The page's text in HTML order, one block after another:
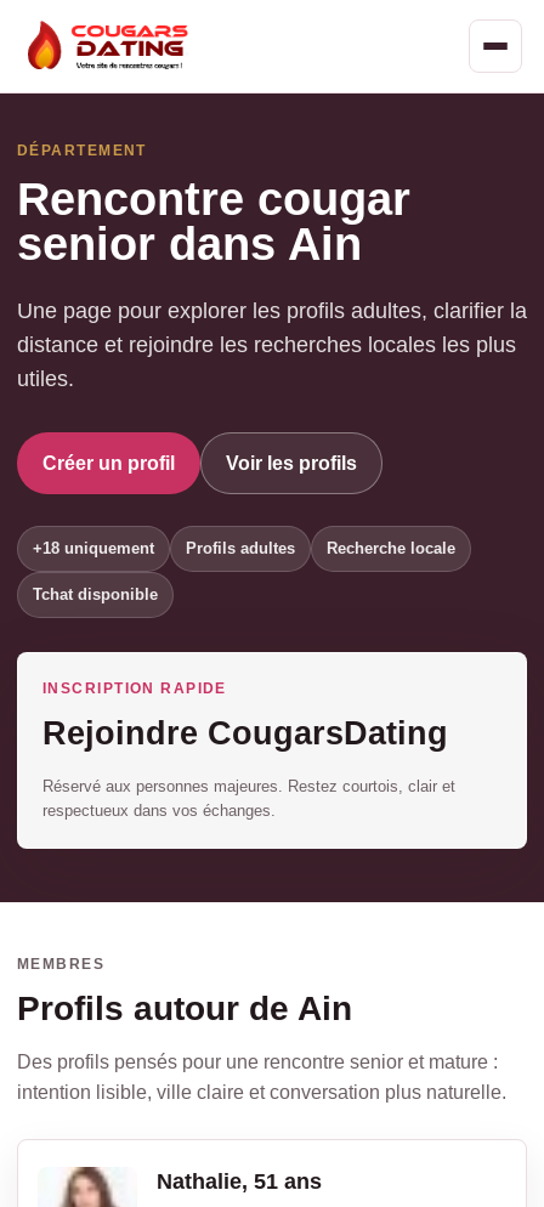
DÉPARTEMENT
Rencontre cougar
senior dans Ain
Une page pour explorer les profils adultes, clarifier la
distance et rejoindre les recherches locales les plus
utiles.
Créer un profil Voir les profils
+18 uniquement Profils adultes Recherche locale
Tchat disponible
INSCRIPTION RAPIDE
Rejoindre CougarsDating
Réservé aux personnes majeures. Restez courtois, clair et
respectueux dans vos échanges.
MEMBRES
Profils autour de Ain
Des profils pensés pour une rencontre senior et mature :
intention lisible, ville claire et conversation plus naturelle.
Nathalie, 51 ans